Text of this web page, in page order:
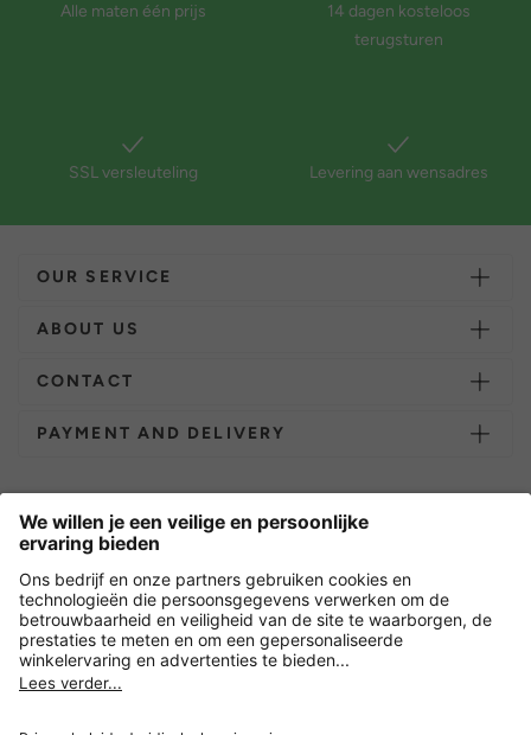
Alle maten één prijs
14 dagen kosteloos
terugsturen
SSL versleuteling Levering aan wensadres
OUR SERVICE
ABOUT US
CONTACT
PAYMENT AND DELIVERY
Nederland
Versleuteling met